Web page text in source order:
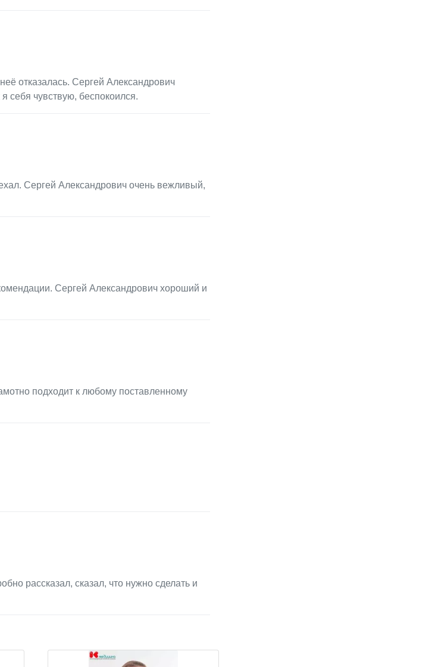
отказалась. Сергей Александрович
себя чувствую, беспокоился.
Сергей Александрович очень вежливый,
Сергей Александрович хороший и
подходит к любому поставленному
рассказал, сказал, что нужно сделать и